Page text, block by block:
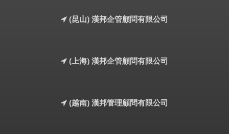
(昆山) 漢邦企管顧問有限公司
(上海) 漢邦企管顧問有限公司
(越南) 漢邦管理顧問有限公司